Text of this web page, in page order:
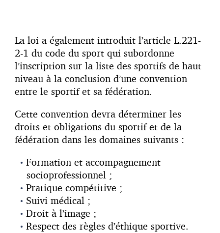
La loi a également introduit l’article L.221-
2-1 du code du sport qui subordonne
l’inscription sur la liste des sportifs de haut
niveau à la conclusion d’une convention
entre le sportif et sa fédération.
Cette convention devra déterminer les
droits et obligations du sportif et de la
fédération dans les domaines suivants :
Formation et accompagnement
socioprofessionnel ;
Pratique compétitive ;
Suivi médical ;
Droit à l’image ;
Respect des règles d’éthique sportive.